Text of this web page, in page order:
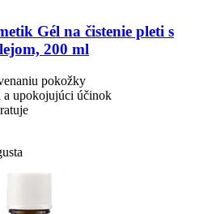
Gél na čistenie pleti s
200 ml
pokožky
a upokojujúci účinok